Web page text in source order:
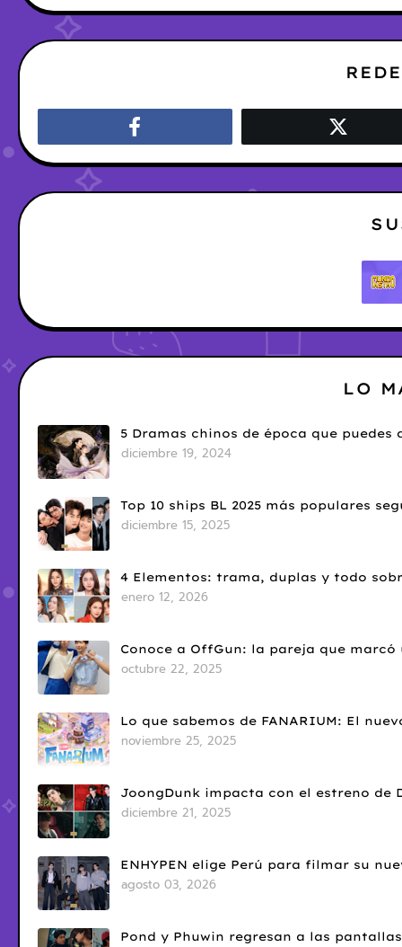
LO
5 Dramas chinos de época que
diciembre 19, 2024
Top 10 ships BL 2025 más populares
diciembre 15, 2025
4 Elementos: trama, duplas y todo
enero 12, 2026
Conoce a OffGun: la pareja que
octubre 22, 2025
Lo que sabemos de FANARIUM: El
noviembre 25, 2025
JoongDunk impacta con el estreno de
diciembre 21, 2025
ENHYPEN elige Perú para filmar su
agosto 03, 2026
Pond y Phuwin regresan a las